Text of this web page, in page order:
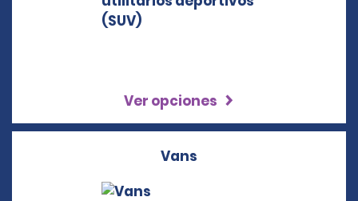
Ver opciones
Vans